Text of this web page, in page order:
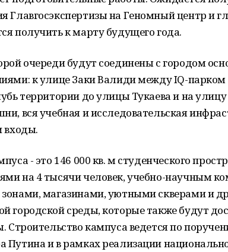
Главгосэкспертизы на Геномный центр и
получить к марту будущего года.
очереди будут соединены с городом
к улице Заки Валиди между IQ-
территории до улицы Тукаева и на
вся учебная и исследовательская
входы.
- это 146 000 кв. м студенческого
на 4 тысячи человек, учебно-научным
магазинами, уютными скверами и
городской среды, которые также будут
Строительство кампуса ведется по
Путина и в рамках реализации